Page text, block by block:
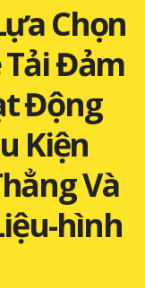
Chọn
Tải Đảm
Động
Kiện
Và
hình